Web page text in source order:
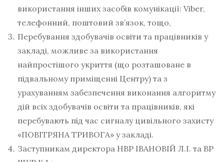
використання інших засобів комунікації: Viber,
телефонний, поштовий зв’язок, тощо,
Перебування здобувачів освіти та працівників у
закладі, можливе за використання
найпростішого укриття (що розташоване в
підвальному приміщенні Центру) та з
урахуванням забезпечення виконання алгоритму
дій всіх здобувачів освіти та працівників, які
перебувають під час сигналу цивільного захисту
«ПОВІТРЯНА ТРИВОГА» у закладі.
Заступникам директора НВР ІВАНОВІЙ Л.І. та ВР